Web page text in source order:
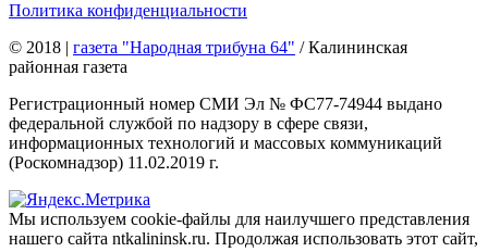
Политика конфиденциальности
© 2018 | газета "Народная трибуна 64" / Калининская
районная газета
Регистрационный номер СМИ Эл № ФС77-74944 выдано
федеральной службой по надзору в сфере связи,
информационных технологий и массовых коммуникаций
(Роскомнадзор) 11.02.2019 г.
Мы используем cookie-файлы для наилучшего представления
нашего сайта ntkalininsk.ru. Продолжая использовать этот сайт,